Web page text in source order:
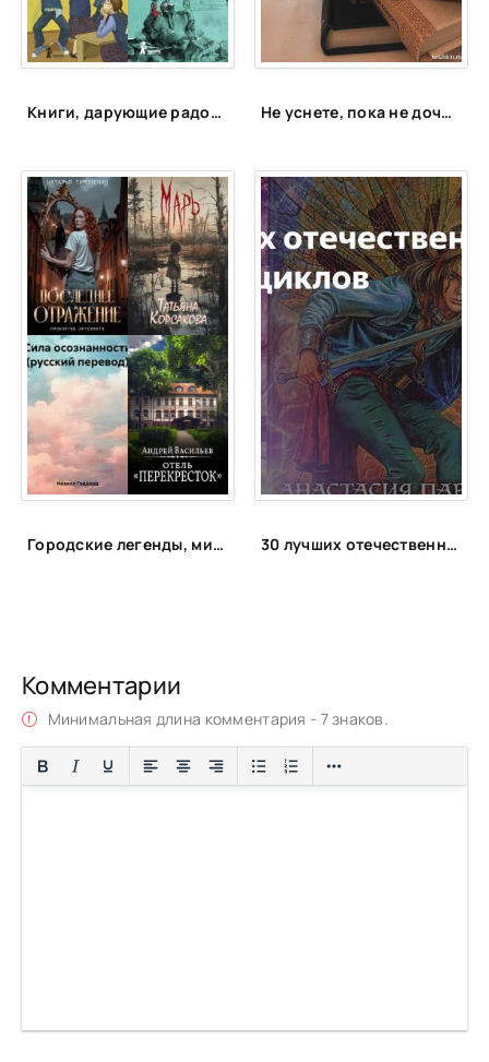
Книги, дарующие радость Не уснете, пока не дочитаете: 15 книг для запойного чтения
Городские легенды, мистические истории и всё о хтони 30 лучших отечественных фэнтези циклов
Комментарии
Минимальная длина комментария - 7 знаков.